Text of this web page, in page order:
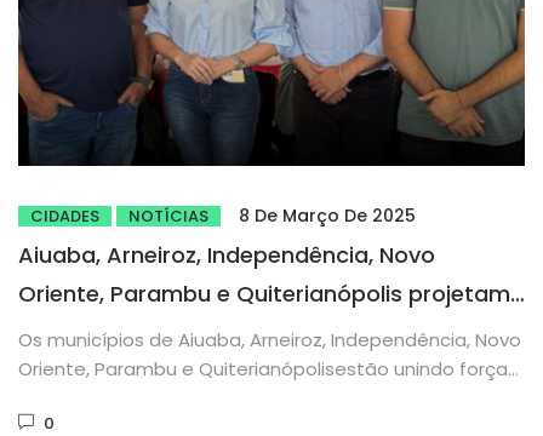
CIDADES NOTÍCIAS 8 De Março De 2025
Aiuaba, Arneiroz, Independência, Novo
Oriente, Parambu e Quiterianópolis projetam
a I Festa do Cordeiro dos Inhamuns com
apoio da FAEC
Os municípios de Aiuaba, Arneiroz, Independência, Novo
Oriente, Parambu e Quiterianópolisestão unindo forças
0